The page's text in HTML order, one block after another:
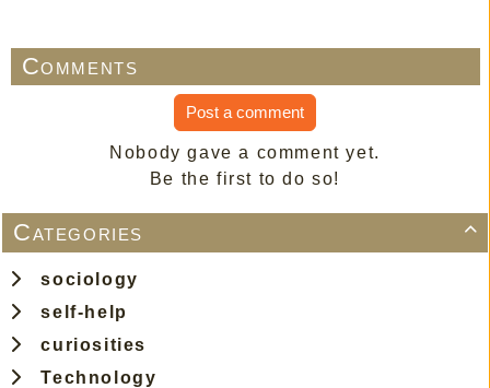

Categories
sociology
self-help
curiosities
Technology
Comments
Post a comment
Nobody gave a comment yet.
Be the first to do so!